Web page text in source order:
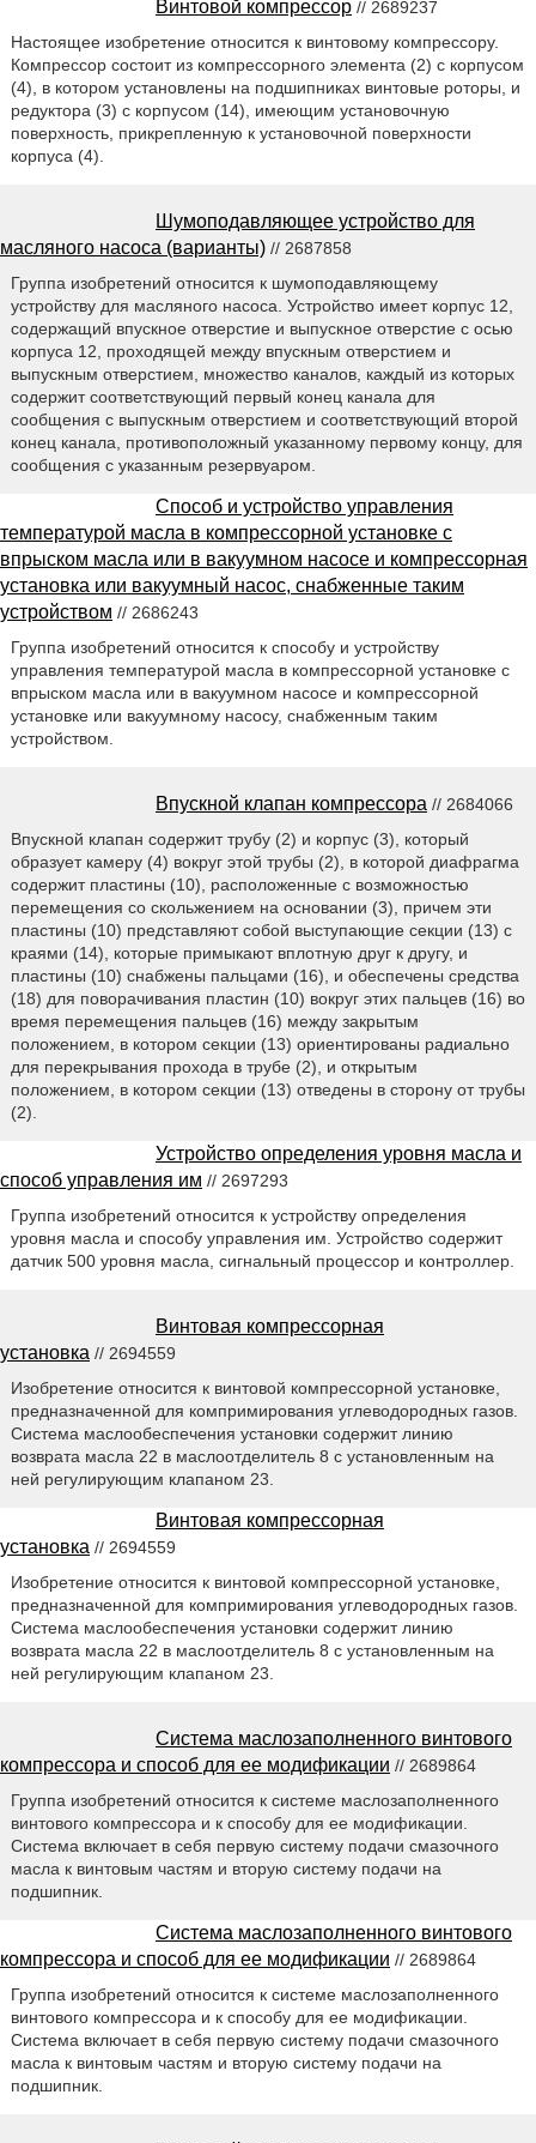
Винтовой компрессор // 2689237
Настоящее изобретение относится к винтовому компрессору.
Компрессор состоит из компрессорного элемента (2) с корпусом
(4), в котором установлены на подшипниках винтовые роторы, и
редуктора (3) с корпусом (14), имеющим установочную
поверхность, прикрепленную к установочной поверхности
корпуса (4).
Шумоподавляющее устройство для
масляного насоса (варианты) // 2687858
Группа изобретений относится к шумоподавляющему
устройству для масляного насоса. Устройство имеет корпус 12,
содержащий впускное отверстие и выпускное отверстие с осью
корпуса 12, проходящей между впускным отверстием и
выпускным отверстием, множество каналов, каждый из которых
содержит соответствующий первый конец канала для
сообщения с выпускным отверстием и соответствующий второй
конец канала, противоположный указанному первому концу, для
сообщения с указанным резервуаром.
Способ и устройство управления
температурой масла в компрессорной установке с
впрыском масла или в вакуумном насосе и компрессорная
установка или вакуумный насос, снабженные таким
устройством // 2686243
Группа изобретений относится к способу и устройству
управления температурой масла в компрессорной установке с
впрыском масла или в вакуумном насосе и компрессорной
установке или вакуумному насосу, снабженным таким
устройством.
Впускной клапан компрессора // 2684066
Впускной клапан содержит трубу (2) и корпус (3), который
образует камеру (4) вокруг этой трубы (2), в которой диафрагма
содержит пластины (10), расположенные с возможностью
перемещения со скольжением на основании (3), причем эти
пластины (10) представляют собой выступающие секции (13) с
краями (14), которые примыкают вплотную друг к другу, и
пластины (10) снабжены пальцами (16), и обеспечены средства
(18) для поворачивания пластин (10) вокруг этих пальцев (16) во
время перемещения пальцев (16) между закрытым
положением, в котором секции (13) ориентированы радиально
для перекрывания прохода в трубе (2), и открытым
положением, в котором секции (13) отведены в сторону от трубы
(2).
Устройство определения уровня масла и
способ управления им // 2697293
Группа изобретений относится к устройству определения
уровня масла и способу управления им. Устройство содержит
датчик 500 уровня масла, сигнальный процессор и контроллер.
Винтовая компрессорная
установка // 2694559
Изобретение относится к винтовой компрессорной установке,
предназначенной для компримирования углеводородных газов.
Система маслообеспечения установки содержит линию
возврата масла 22 в маслоотделитель 8 с установленным на
ней регулирующим клапаном 23.
Винтовая компрессорная
установка // 2694559
Изобретение относится к винтовой компрессорной установке,
предназначенной для компримирования углеводородных газов.
Система маслообеспечения установки содержит линию
возврата масла 22 в маслоотделитель 8 с установленным на
ней регулирующим клапаном 23.
Система маслозаполненного винтового
компрессора и способ для ее модификации // 2689864
Группа изобретений относится к системе маслозаполненного
винтового компрессора и к способу для ее модификации.
Система включает в себя первую систему подачи смазочного
масла к винтовым частям и вторую систему подачи на
подшипник.
Система маслозаполненного винтового
компрессора и способ для ее модификации // 2689864
Группа изобретений относится к системе маслозаполненного
винтового компрессора и к способу для ее модификации.
Система включает в себя первую систему подачи смазочного
масла к винтовым частям и вторую систему подачи на
подшипник.